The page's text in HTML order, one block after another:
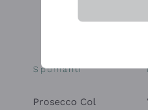
Spumanti
Prosecco Col